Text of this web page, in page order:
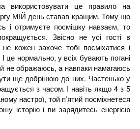
використовувати це правило на
МІЙ день ставав кращим. Тому що
і отримуєте посмішку навзаєм, то
Звісно не усі гості в
кожен захоче тобі посміхатися і
це нормально, у всіх бувають погані
не ображаюсь, а навпаки намагаюсь
ще добрішою до них. Частенько у
з часом. І навіть якщо 4 з 5
настрої, той п’ятий посміхнетеся
історію і ви зарядитесь енергією